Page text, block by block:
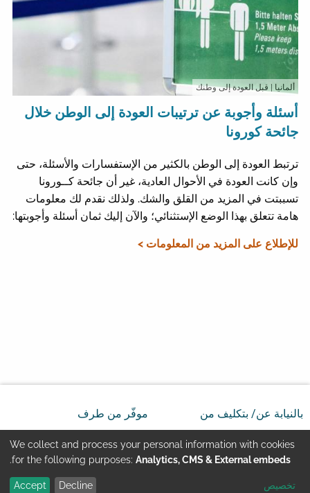
ألمانيا | قبل العودة إلى وطنك
أسئلة وأجوبة عن ترتيبات العودة إلى الوطن خلال
جائحة كورونا
ترتبط العودة إلى الوطن بالكثير من الإستفسارات والأسئلة، حتى
وإن كانت العودة في الأحوال العادية، غير أن جائحة كــورونا
تسببتت في المزيد من القلق والشك. ولذلك نقدم لك معلومات
هامة تتعلق بهذا الوضع الإستثنائي؛ والآن إليك ثمان أسئلة وأجوبتها:
للإطلاع على المزيد من المعلومات >
بالنيابة عن/ بتكليف من موفّر من طرف
Use
We collect and process your personal information with cookies
for the following purposes: Analytics, CMS & External embeds
.
تخصيص Decline
Accept